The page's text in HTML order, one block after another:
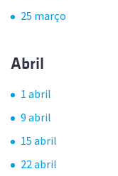
25 março
Abril
1 abril
9 abril
15 abril
22 abril